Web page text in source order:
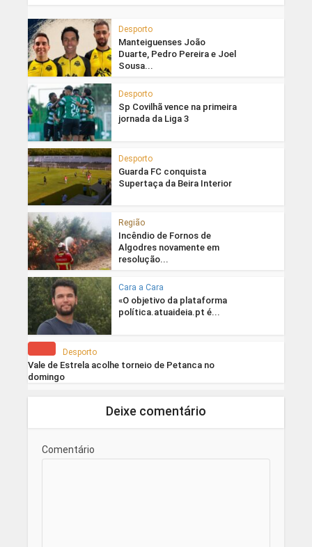
Desporto
Manteiguenses João
Duarte, Pedro Pereira e Joel
Sousa...
Desporto
Sp Covilhã vence na primeira
jornada da Liga 3
Desporto
Guarda FC conquista
Supertaça da Beira Interior
Região
Incêndio de Fornos de
Algodres novamente em
resolução...
Cara a Cara
«O objetivo da plataforma
política.atuaideia.pt é...
Desporto
Vale de Estrela acolhe torneio de Petanca no
domingo
Deixe comentário
Comentário